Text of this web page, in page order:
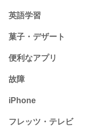
英語学習
菓子・デザート
便利なアプリ
故障
iPhone
フレッツ・テレビ